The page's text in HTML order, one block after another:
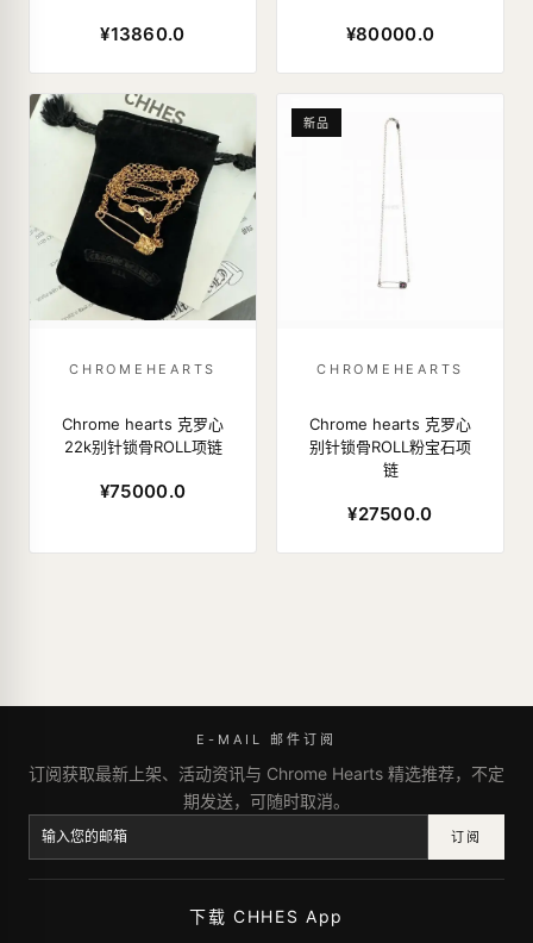
¥13860.0 ¥80000.0
CHROMEHEARTS
Chrome hearts 克罗心
22k别针锁骨ROLL项链
¥75000.0
新品
CHROMEHEARTS
Chrome hearts 克罗心
别针锁骨ROLL粉宝石项
链
¥27500.0
E-MAIL 邮件订阅
订阅获取最新上架、活动资讯与 Chrome Hearts 精选推荐，不定
期发送，可随时取消。
订阅
下载 CHHES App